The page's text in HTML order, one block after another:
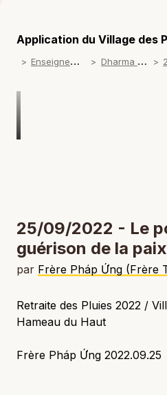
Application du Village des
E
nseignements D
harma talks
25/09/2022 - Le
guérison de la
par Frère Pháp Ứng (Frère
Retraite des Pluies 2022 /
Hameau du Haut
Frère Pháp Ứng 2022.09.25